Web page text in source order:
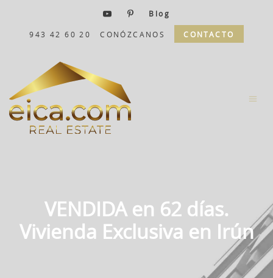
Blog
943 42 60 20 CONÓZCANOS CONTACTO
VENDIDA en 62 días.
Vivienda Exclusiva en Irún